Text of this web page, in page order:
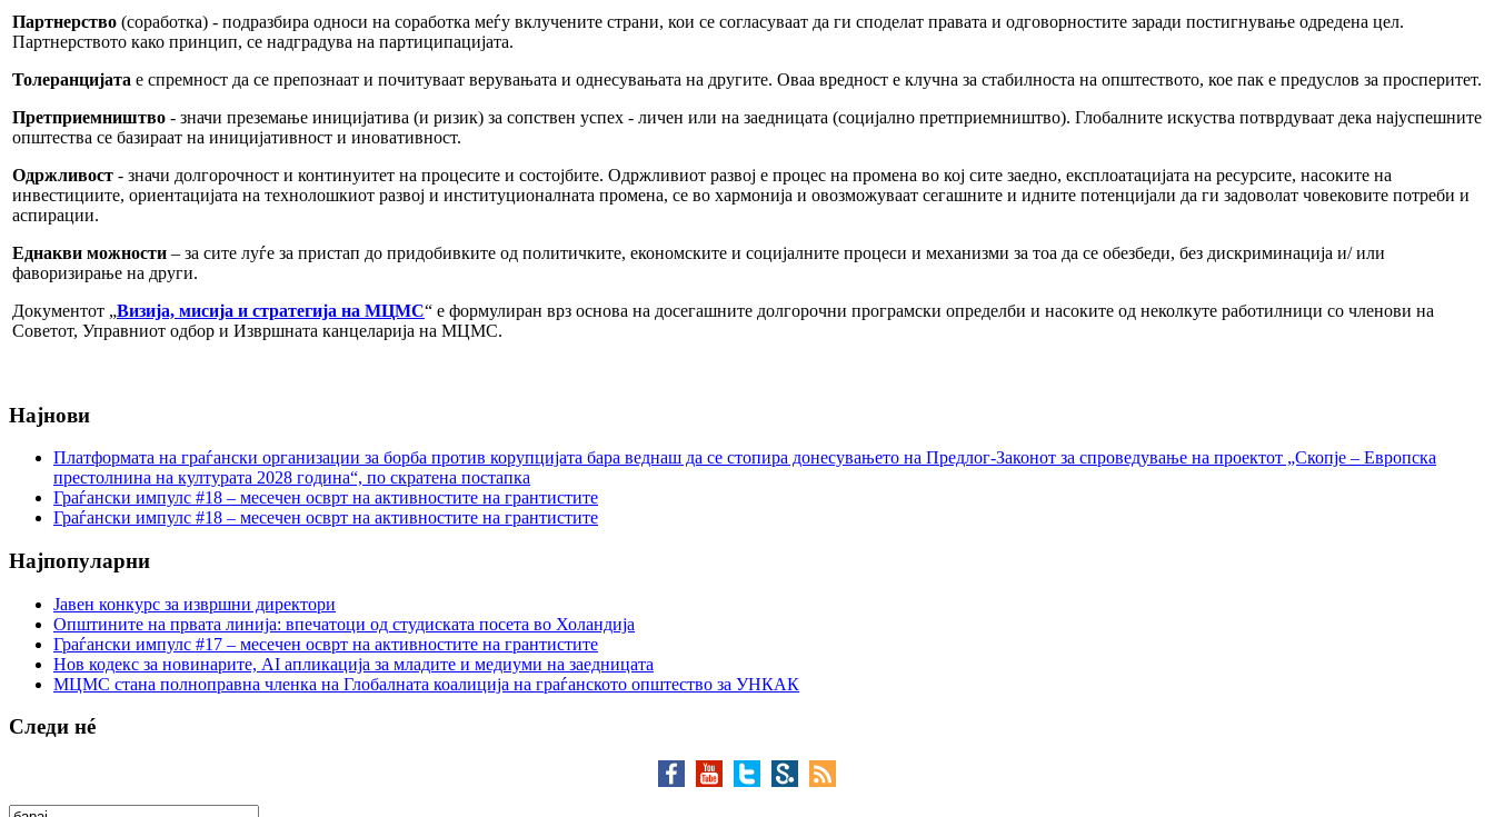
Партнерство (соработка) - подразбира односи на соработка меѓу вклучените страни, кои се согласуваат да ги споделат правата и одговорностите заради постигнување одредена цел.
Партнерството како принцип, се надградува на партиципацијата.
Толеранцијата е спремност да се препознаат и почитуваат верувањата и однесувањата на другите. Оваа вредност е клучна за стабилноста на општеството, кое пак е предуслов за просперитет.
Претприемништво - значи преземање иницијатива (и ризик) за сопствен успех - личен или на заедницата (социјално претприемништво). Глобалните искуства потврдуваат дека најуспешните
општества се базираат на иницијативност и иновативност.
Одржливост - значи долгорочност и континуитет на процесите и состојбите. Одржливиот развој е процес на промена во кој сите заедно, експлоатацијата на ресурсите, насоките на
инвестициите, ориентацијата на технолошкиот развој и институционалната промена, се во хармонија и овозможуваат сегашните и идните потенцијали да ги задоволат човековите потреби и
аспирации.
Еднакви можности – за сите луѓе за пристап до придобивките од политичките, економските и социјалните процеси и механизми за тоа да се обезбеди, без дискриминација и/ или
фаворизирање на други.
Документот „Визија, мисија и стратегија на МЦМС“ е формулиран врз основа на досегашните долгорочни програмски определби и насоките од неколкуте работилници со членови на
Советот, Управниот одбор и Извршната канцеларија на МЦМС.
Најнови
Платформата на граѓански организации за борба против корупцијата бара веднаш да се стопира донесувањето на Предлог-Законот за спроведување на проектот „Скопје – Европска
престолнина на културата 2028 година“, по скратена постапка
Граѓански импулс #18 – месечен осврт на активностите на грантистите
Граѓански импулс #18 – месечен осврт на активностите на грантистите
Најпопуларни
Јавен конкурс за извршни директори
Општините на првата линија: впечатоци од студиската посета во Холандија
Граѓански импулс #17 – месечен осврт на активностите на грантистите
Нов кодекс за новинарите, AI апликација за младите и медиуми на заедницата
МЦМС стана полноправна членка на Глобалната коалиција на граѓанското општество за УНКАК
Следи нé